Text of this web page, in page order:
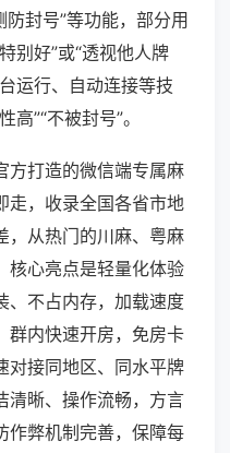
防封号”等功能，部分用
别好”或“透视他人牌
运行、自动连接等技
”“不被封号”。
方打造的微信端专属麻
走，收录全国各省市地
，从热门的川麻、粤麻
核心亮点是轻量化体验
、不占内存，加载速度
群内快速开房，免房卡
对接同地区、同水平牌
清晰、操作流畅，方言
作弊机制完善，保障每